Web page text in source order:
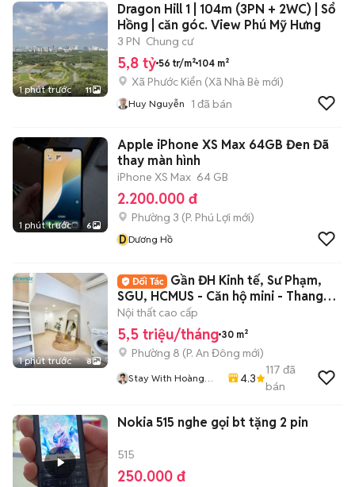
1 phút trước 11
Dragon Hill 1 | 104m (3PN + 2WC) | Sổ
Hồng | căn góc. View Phú Mỹ Hưng
3 PN Chung cư
5,8 tỷ 56 tr/m² 104 m²
Xã Phước Kiển (Xã Nhà Bè mới)
Huy Nguyễn 1 đã bán
1 phút trước 6
Apple iPhone XS Max 64GB Đen Đã
thay màn hình
iPhone XS Max 64 GB
2.200.000 đ
Phường 3 (P. Phú Lợi mới)
DDương Hồ
1 phút trước 8
Gần ĐH Kinh tế, Sư Phạm,
SGU, HCMUS - Căn hộ mini - Thang
máy
Nội thất cao cấp
5,5 triệu/tháng 30 m²
Phường 8 (P. An Đông mới)
Stay With Hoàng
4.3
117 đã
bán
Nokia 515 nghe gọi bt tặng 2 pin
515
250.000 đ